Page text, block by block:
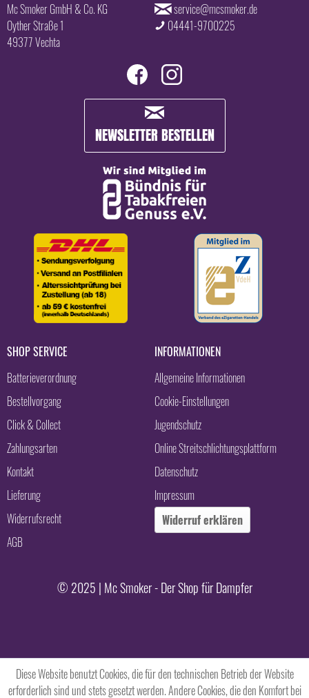
Mc Smoker GmbH & Co. KG
Oyther Straße 1
49377 Vechta
service@mcsmoker.de
04441-9700225
NEWSLETTER BESTELLEN
SHOP SERVICE
Batterieverordnung
Bestellvorgang
Click & Collect
Zahlungsarten
Kontakt
Lieferung
Widerrufsrecht
AGB
INFORMATIONEN
Allgemeine Informationen
Cookie-Einstellungen
Jugendschutz
Online Streitschlichtungsplattform
Datenschutz
Impressum
Widerruf erklären
© 2025 | Mc Smoker - Der Shop für Dampfer
Diese Website benutzt Cookies, die für den technischen Betrieb der Website
erforderlich sind und stets gesetzt werden. Andere Cookies, die den Komfort bei